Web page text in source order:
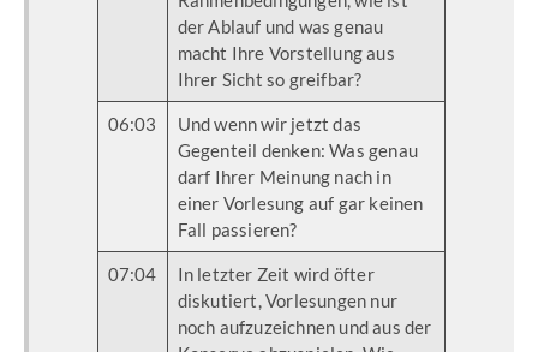
der Ablauf und was genau
macht Ihre Vorstellung aus
Ihrer Sicht so greifbar?
06:03
Und wenn wir jetzt das
Gegenteil denken: Was genau
darf Ihrer Meinung nach in
einer Vorlesung auf gar keinen
Fall passieren?
07:04
In letzter Zeit wird öfter
diskutiert, Vorlesungen nur
noch aufzuzeichnen und aus der